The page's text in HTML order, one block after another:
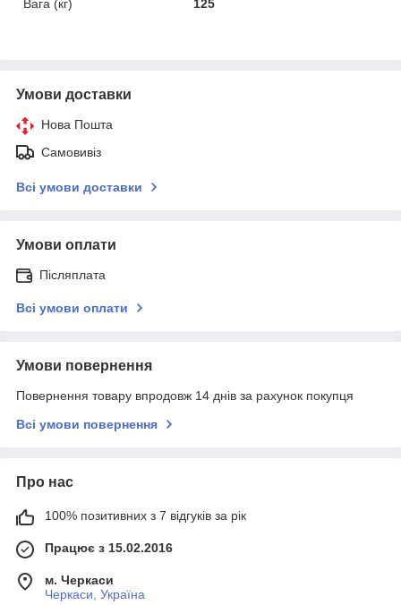
Вага (кг)
125
Умови доставки
Нова Пошта
Самовивіз
Всі умови доставки
Умови оплати
Післяплата
Всі умови оплати
Умови повернення
Повернення товару впродовж 14 днів за рахунок покупця
Всі умови повернення
Про нас
100% позитивних з 7 відгуків за рік
Працює з 15.02.2016
м. Черкаси
Черкаси, Україна